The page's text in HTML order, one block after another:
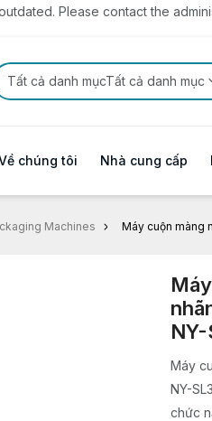
Please contact the
Tất cả danh mụcTất cả danh mục
chúng tôi Nhà cung cấp
Machines Máy cuộn màng
Máy
NY-
chức